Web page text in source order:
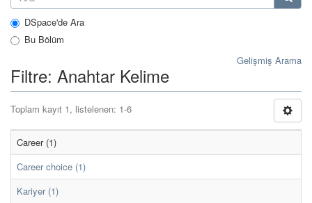
DSpace'de Ara
Bu Bölüm
Gelişmiş Arama
Filtre: Anahtar Kelime
Toplam kayıt 1, listelenen: 1-6
Career (1)
Career choice (1)
Kariyer (1)